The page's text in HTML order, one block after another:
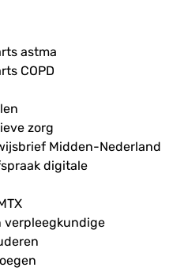
astma
COPD
zorg
Midden-Nederland
digitale
verpleegkundige